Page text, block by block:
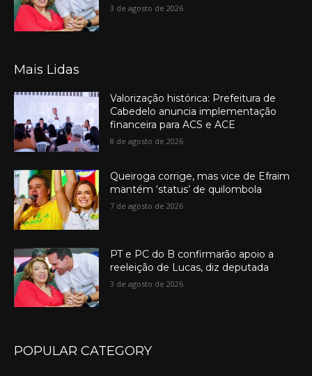
3 de agosto de 2026
Mais Lidas
Valorização histórica: Prefeitura de
Cabedelo anuncia implementação
financeira para ACS e ACE
8 de agosto de 2026
Queiroga corrige, mas vice de Efraim
mantém ‘status’ de quilombola
7 de agosto de 2026
PT e PC do B confirmarão apoio a
reeleição de Lucas, diz deputada
3 de agosto de 2026
POPULAR CATEGORY